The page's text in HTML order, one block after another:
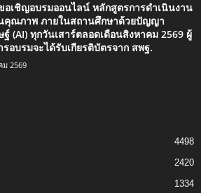
อเชิญอบรมออนไลน์ หลักสูตรการดำเนินงาน
คุณภาพ ภายในสถานศึกษาด้วยปัญญา
ฐ์ (AI) ทุกวันเสาร์ตลอดเดือนสิงหาคม 2569 ผู้
รอบรมจะได้รับเกียรติบัตรจาก สพฐ.
ม 2569
4498
2420
1334